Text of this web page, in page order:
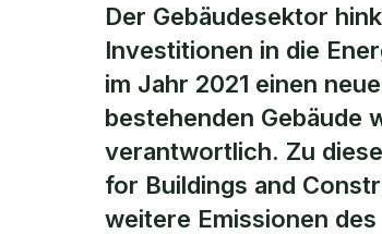
ERDE & UMWELT
CO2-
auf
Der Gebäudesektor
Investitionen in die
im Jahr 2021 einen
bestehenden Gebäude
verantwortlich. Zu
for Buildings and
weitere Emissionen